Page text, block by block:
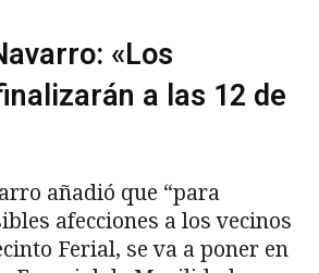
«Los
a las 12 de
añadió que “para
afecciones a los vecinos
Ferial, se va a poner en